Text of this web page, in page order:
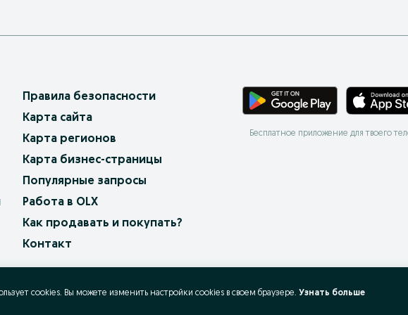
Правила безопасности
Карта сайта
Карта регионов
Карта бизнес-страницы
Популярные запросы
Работа в OLX
Как продавать и покупать?
Контакт
Бесплатное приложение для твоего
cookies. Вы можете изменить настройки cookies в своeм браузере. Узнать больше